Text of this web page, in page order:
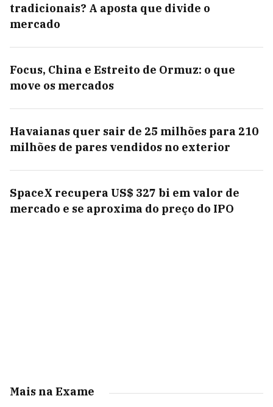
tradicionais? A aposta que divide o
mercado
Focus, China e Estreito de Ormuz: o que
move os mercados
Havaianas quer sair de 25 milhões para 210
milhões de pares vendidos no exterior
SpaceX recupera US$ 327 bi em valor de
mercado e se aproxima do preço do IPO
Mais na Exame